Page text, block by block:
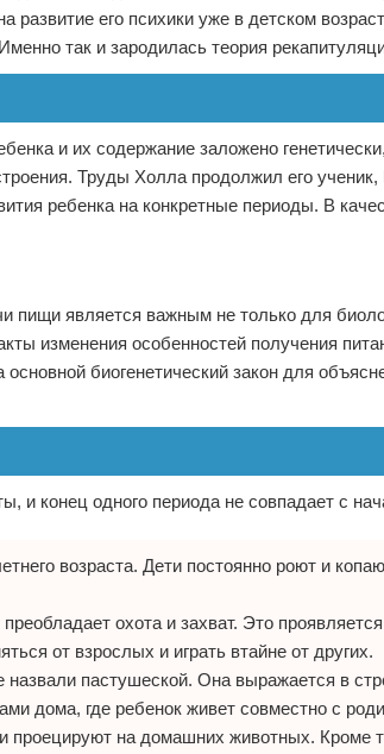
развитие его психики уже в детском
так и зародилась теория
и их содержание заложено
Труды Холла продолжил его
ребенка на конкретные периоды. В
является важным не только для
изменения особенностей получения
биогенетический закон для
и конец одного периода не совпадает с
возраста. Дети постоянно роют и
охота и захват. Это
от взрослых и играть втайне от других.
пастушеской. Она выражается в
дома, где ребенок живет совместно с
проецируют на домашних животных. Кроме